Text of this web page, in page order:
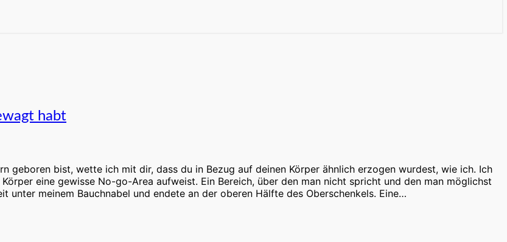
habt
geboren bist, wette ich mit dir, dass du in Bezug auf deinen Körper ähnlich erzogen wurdest, wie ich. Ich
eine gewisse No-go-Area aufweist. Ein Bereich, über den man nicht spricht und den man möglichst
unter meinem Bauchnabel und endete an der oberen Hälfte des Oberschenkels. Eine…